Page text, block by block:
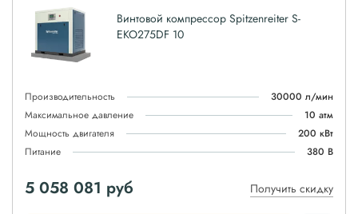
Винтовой компрессор Spitzenreiter S-
EKO275DF 10
Производительность
30000 л/мин
Максимальное давление
10 атм
Мощность двигателя
200 кВт
Питание
380 В
5 058 081 руб Получить скидку